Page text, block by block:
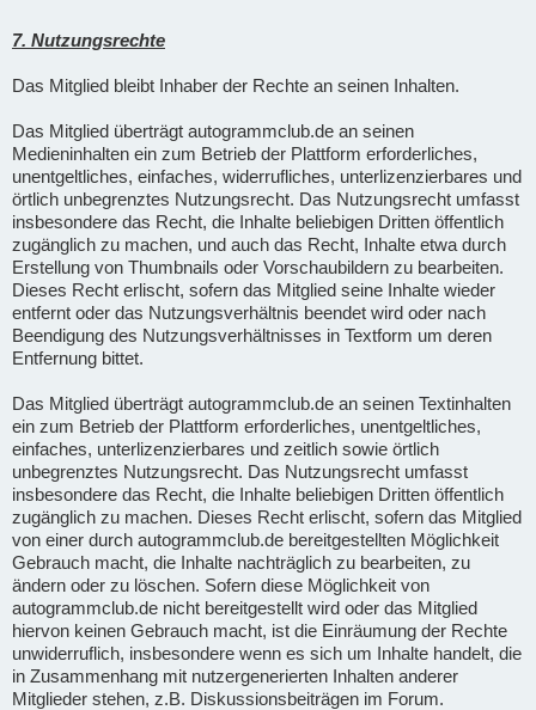
7. Nutzungsrechte
Das Mitglied bleibt Inhaber der Rechte an seinen Inhalten.
Das Mitglied überträgt autogrammclub.de an seinen
Medieninhalten ein zum Betrieb der Plattform erforderliches,
unentgeltliches, einfaches, widerrufliches, unterlizenzierbares und
örtlich unbegrenztes Nutzungsrecht. Das Nutzungsrecht umfasst
insbesondere das Recht, die Inhalte beliebigen Dritten öffentlich
zugänglich zu machen, und auch das Recht, Inhalte etwa durch
Erstellung von Thumbnails oder Vorschaubildern zu bearbeiten.
Dieses Recht erlischt, sofern das Mitglied seine Inhalte wieder
entfernt oder das Nutzungsverhältnis beendet wird oder nach
Beendigung des Nutzungsverhältnisses in Textform um deren
Entfernung bittet.
Das Mitglied überträgt autogrammclub.de an seinen Textinhalten
ein zum Betrieb der Plattform erforderliches, unentgeltliches,
einfaches, unterlizenzierbares und zeitlich sowie örtlich
unbegrenztes Nutzungsrecht. Das Nutzungsrecht umfasst
insbesondere das Recht, die Inhalte beliebigen Dritten öffentlich
zugänglich zu machen. Dieses Recht erlischt, sofern das Mitglied
von einer durch autogrammclub.de bereitgestellten Möglichkeit
Gebrauch macht, die Inhalte nachträglich zu bearbeiten, zu
ändern oder zu löschen. Sofern diese Möglichkeit von
autogrammclub.de nicht bereitgestellt wird oder das Mitglied
hiervon keinen Gebrauch macht, ist die Einräumung der Rechte
unwiderruflich, insbesondere wenn es sich um Inhalte handelt, die
in Zusammenhang mit nutzergenerierten Inhalten anderer
Mitglieder stehen, z.B. Diskussionsbeiträgen im Forum.